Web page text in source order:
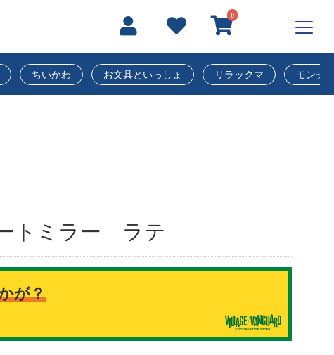
0
ちいかわ お文具といっしょ リラックマ モンチ
トミラー ラテ
が？